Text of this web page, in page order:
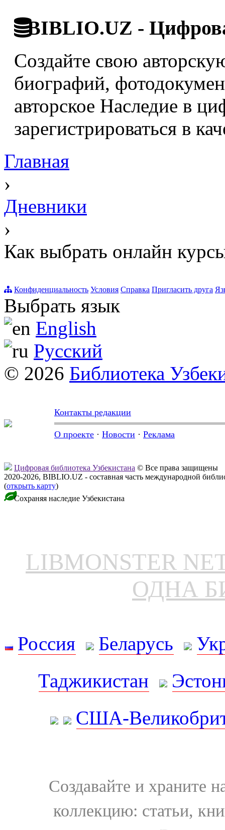
BIBLIO.UZ -
Создайте свою
биографий,
авторское Наследие в
зарегистрироваться в
Главная
›
Дневники
›
Как выбрать онлайн
Конфиденциальность Условия Справка Пригласить друга
Выбрать язык
English
Русский
© 2026 Библиотека
Контакты редакции
О проекте · Новости · Реклама
Цифровая библиотека Узбекистана © Все права защищены
2020-2026, BIBLIO.UZ - составная часть международной
(открыть карту)
Сохраняя наследие Узбекистана
LIBMONSTER
ОДНА
Россия Беларусь
Таджикистан
США-
Создавайте и храните
коллекцию: статьи,